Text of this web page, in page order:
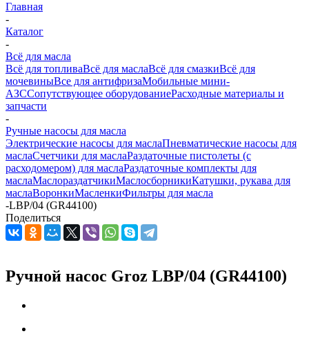
Главная
-
Каталог
-
Всё для масла
Всё для топливаВсё для маслаВсё для смазкиВсё для
мочевиныВсе для антифризаМобильные мини-
АЗССопутствующее оборудованиеРасходные материалы и
запчасти
-
Ручные насосы для масла
Электрические насосы для маслаПневматические насосы для
маслаСчетчики для маслаРаздаточные пистолеты (с
расходомером) для маслаРаздаточные комплекты для
маслаМаслораздатчикиМаслосборникиКатушки, рукава для
маслаВоронкиМасленкиФильтры для масла
-LBP/04 (GR44100)
Поделиться
Ручной насос Groz LBP/04 (GR44100)